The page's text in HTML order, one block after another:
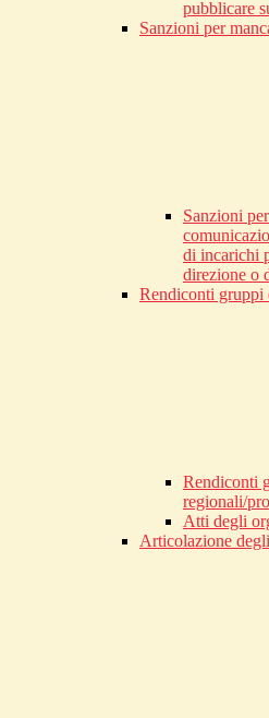
pubblicare
Sanzioni per
Sanzioni
di incarichi
direzione o
Rendiconti
Rendiconti
regionali/
Atti degli
Articolazione